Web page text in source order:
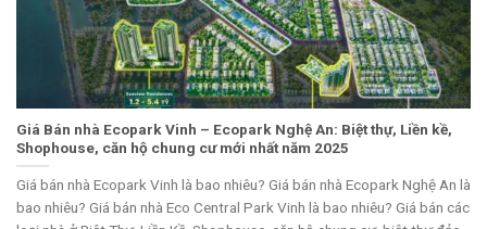
Giá Bán nhà Ecopark Vinh – Ecopark Nghệ An: Biệt thự, Liền kề,
Shophouse, căn hộ chung cư mới nhất năm 2025
Giá bán nhà Ecopark Vinh là bao nhiêu? Giá bán nhà Ecopark Nghệ An là
bao nhiêu? Giá bán nhà Eco Central Park Vinh là bao nhiêu? Giá bán các